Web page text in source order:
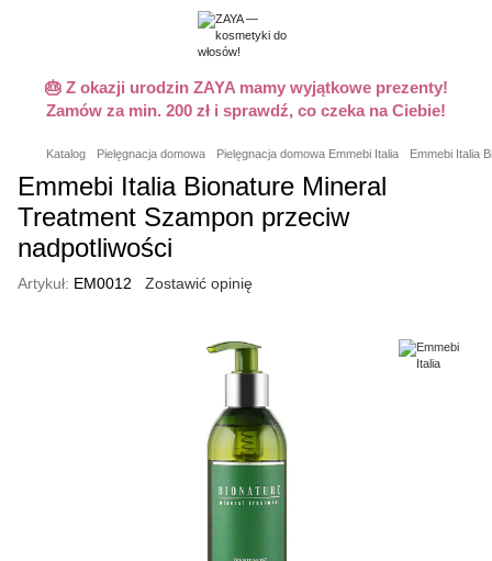
🎂 Z okazji urodzin ZAYA mamy wyjątkowe prezenty!
Zamów za min. 200 zł i sprawdź, co czeka na Ciebie!
Katalog Pielęgnacja domowa Pielęgnacja domowa Emmebi Italia Emmebi Italia
Emmebi Italia Bionature Mineral
Treatment Szampon przeciw
nadpotliwości
Artykuł: EM0012 Zostawić opinię